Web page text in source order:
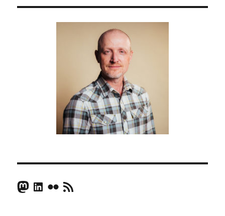
Mastodon
LinkedIn
FlickrRSS Feed